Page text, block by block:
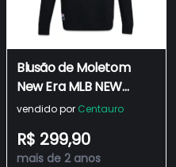
Blusão de Moletom
New Era MLB NEW
YORK YANKEES
Masculino
vendido por Centauro
R$ 299,90
mais de 2 anos